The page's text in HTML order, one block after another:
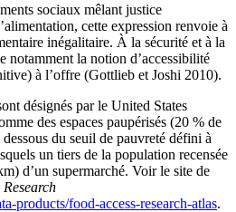
sociaux mêlant justice
cette expression renvoie à
inégalitaire. À la sécurité et à la
notamment la notion d’accessibilité
à l’offre (Gottlieb et Joshi 2010).
désignés par le United States
des espaces paupérisés (20 % de
du seuil de pauvreté défini à
un tiers de la population recensée
d’un supermarché. Voir le site de
products/food-access-research-atlas.